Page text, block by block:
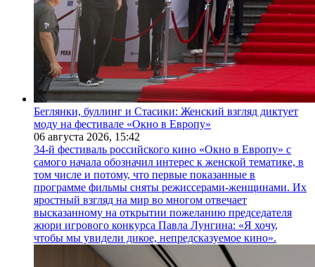
Беглянки, буллинг и Стасики: Женский взгляд диктует
моду на фестивале «Окно в Европу»
06 августа 2026, 15:42
34-й фестиваль российского кино «Окно в Европу» с
самого начала обозначил интерес к женской тематике, в
том числе и потому, что первые показанные в
программе фильмы сняты режиссерами-женщинами. Их
яростный взгляд на мир во многом отвечает
высказанному на открытии пожеланию председателя
жюри игрового конкурса Павла Лунгина: «Я хочу,
чтобы мы увидели дикое, непредсказуемое кино».